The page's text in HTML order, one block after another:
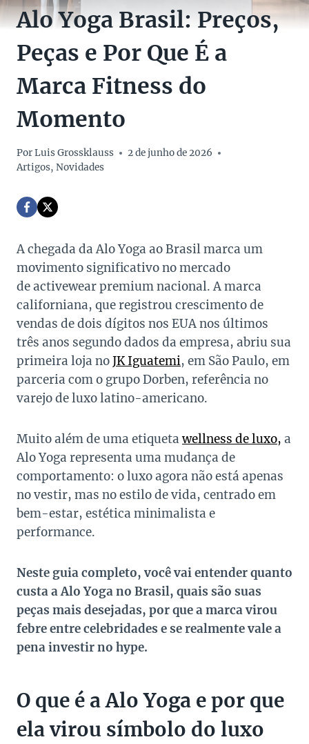
Alo Yoga Brasil: Preços,
Peças e Por Que É a
Marca Fitness do
Momento
PorLuis Grossklauss
2 de junho de 2026
Artigos, Novidades
A chegada da Alo Yoga ao Brasil marca um
movimento significativo no mercado
de activewear premium nacional. A marca
californiana, que registrou crescimento de
vendas de dois dígitos nos EUA nos últimos
três anos segundo dados da empresa, abriu sua
primeira loja noJK Iguatemi, em São Paulo, em
parceria com o grupo Dorben, referência no
varejo de luxo latino-americano.
Muito além de uma etiquetawellness de luxo, a
Alo Yoga representa uma mudança de
comportamento: o luxo agora não está apenas
no vestir, mas no estilo de vida, centrado em
bem-estar, estética minimalista e
performance.
Neste guia completo, você vai entender quanto
custa a Alo Yoga no Brasil, quais são suas
peças mais desejadas, por que a marca virou
febre entre celebridades e se realmente vale a
pena investir no hype.
O que é a Alo Yoga e por que
ela virou símbolo do luxo